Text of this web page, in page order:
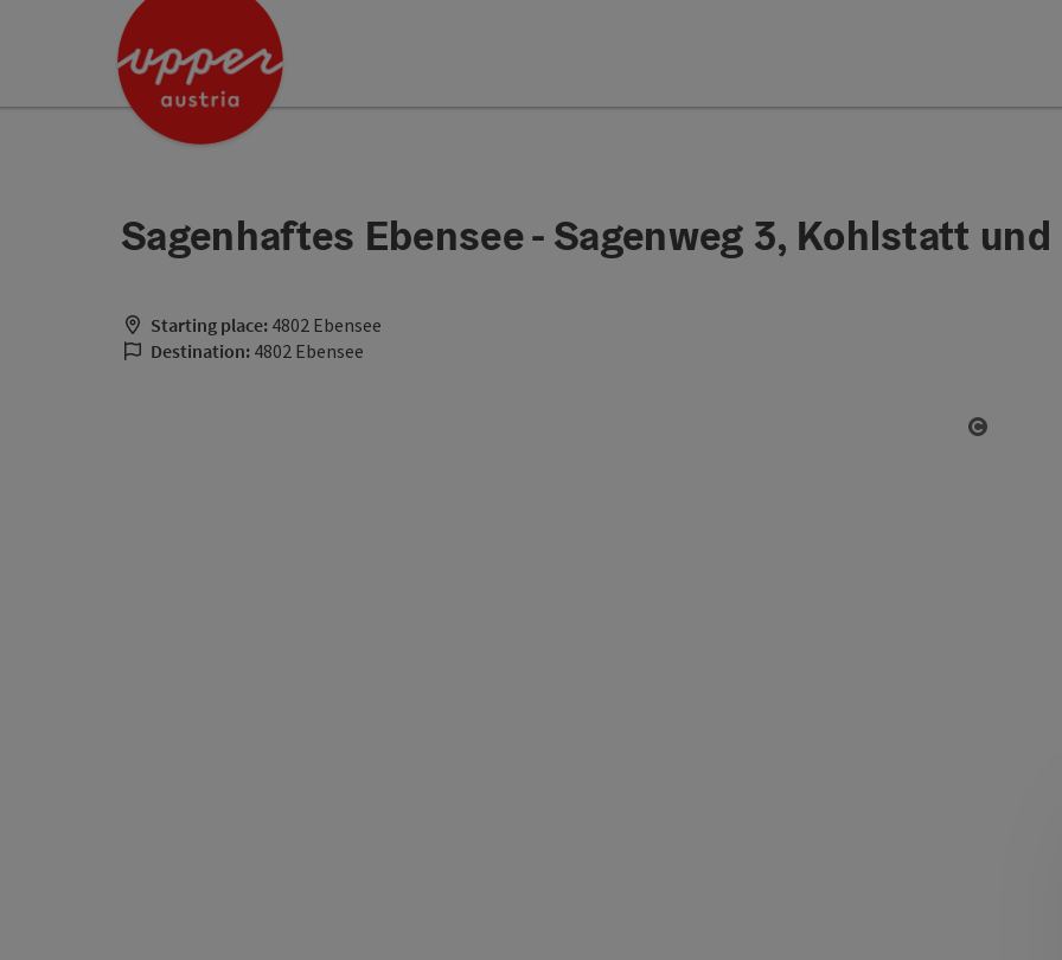
Accesskey
Accesskey
Sagenhaftes Ebensee - Sagenweg 3, Kohlstatt
Starting place: 4802 Ebensee
Destination: 4802 Ebensee